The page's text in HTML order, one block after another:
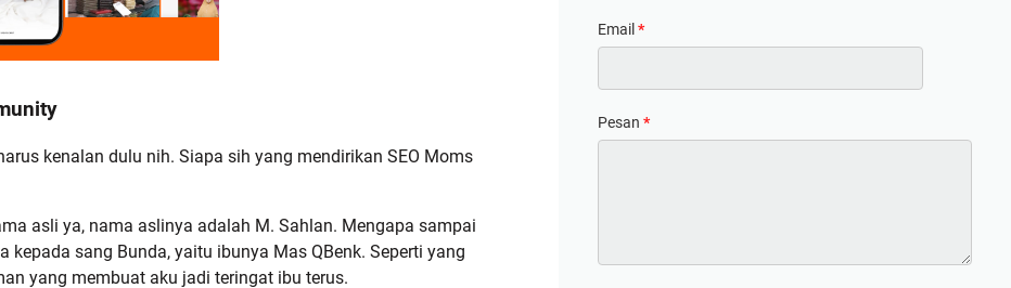
kenalan dulu nih. Siapa sih yang mendirikan SEO Moms
asli ya, nama aslinya adalah M. Sahlan. Mengapa sampai
sang Bunda, yaitu ibunya Mas QBenk. Seperti yang
yang membuat aku jadi teringat ibu terus.
Email*
Pesan*